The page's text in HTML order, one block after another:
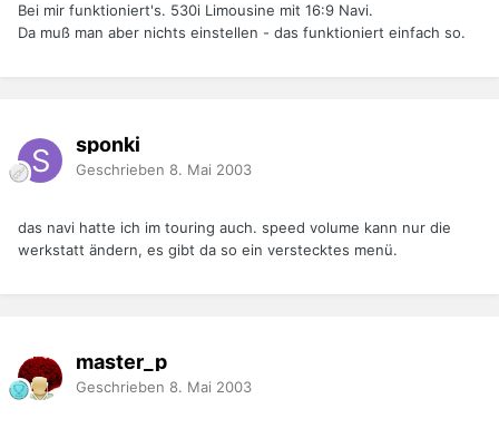
Bei mir funktioniert's. 530i Limousine mit 16:9 Navi.
Da muß man aber nichts einstellen - das funktioniert einfach so.
sponki
Geschrieben 8. Mai 2003
das navi hatte ich im touring auch. speed volume kann nur die
werkstatt ändern, es gibt da so ein verstecktes menü.
master_p
Geschrieben 8. Mai 2003